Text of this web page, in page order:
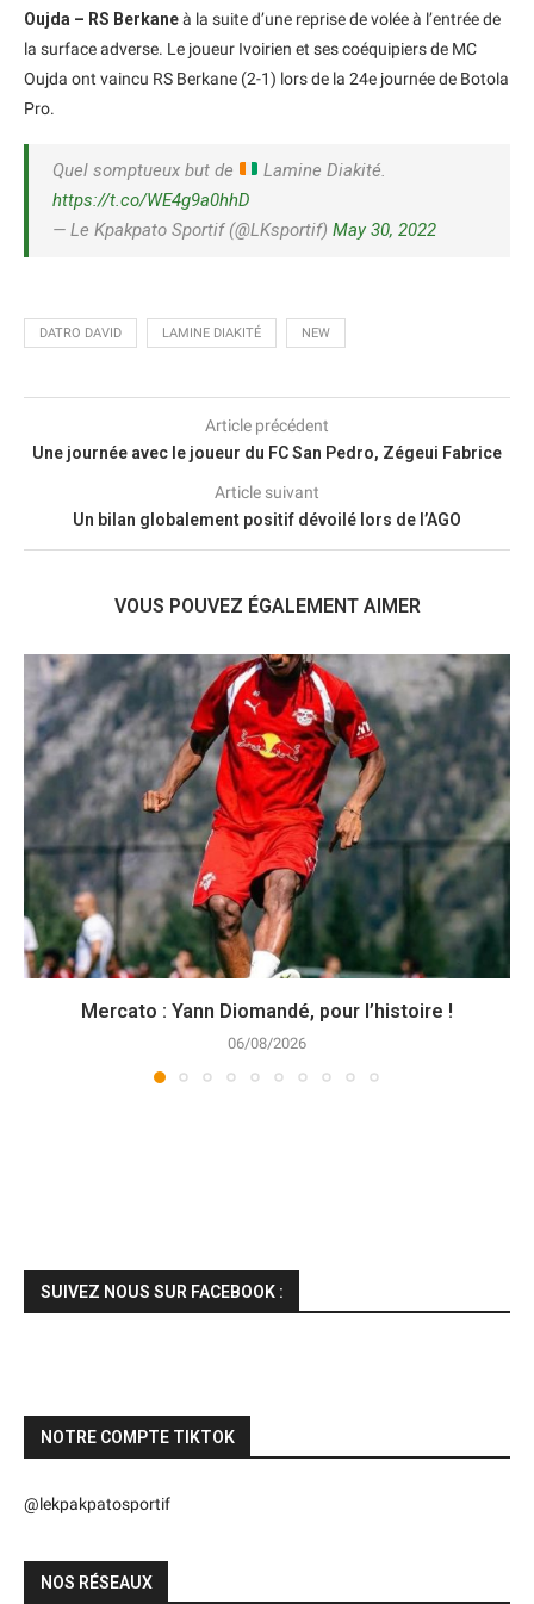
Oujda – RS Berkaneà la suite d’une reprise de volée à l’entrée de
la surface adverse. Le joueur Ivoirien et ses coéquipiers de MC
Oujda ont vaincu RS Berkane (2-1) lors de la 24e journée de Botola
Pro.
Quel somptueux but de
Lamine Diakité.
https://t.co/WE4g9a0hhD
— Le Kpakpato Sportif (@LKsportif) May 30, 2022
DATRO DAVID LAMINE DIAKITÉ NEW
Article précédent
Une journée avec le joueur du FC San Pedro, Zégeui Fabrice
Article suivant
Un bilan globalement positif dévoilé lors de l’AGO
VOUS POUVEZ ÉGALEMENT AIMER
Mercato : Yann Diomandé, pour l’histoire !
06/08/2026
SUIVEZ NOUS SUR FACEBOOK :
NOTRE COMPTE TIKTOK
@lekpakpatosportif
NOS RÉSEAUX